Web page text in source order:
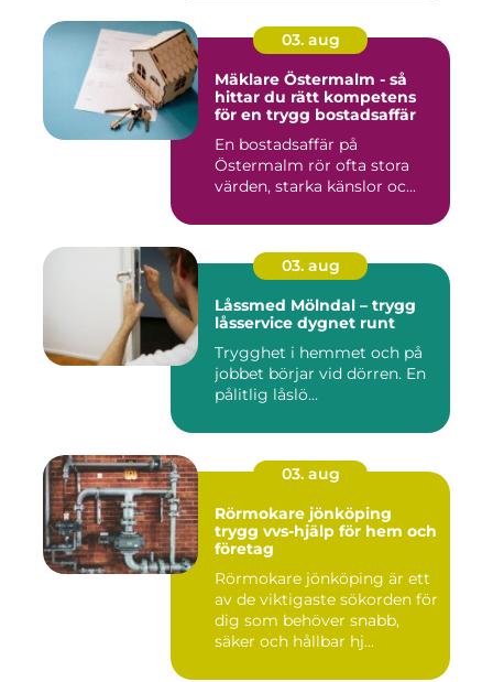
03. aug
Mäklare Östermalm - så
hittar du rätt kompetens
för en trygg bostadsaffär
En bostadsaffär på
Östermalm rör ofta stora
värden, starka känslor oc...
03. aug
Låssmed Mölndal – trygg
låsservice dygnet runt
Trygghet i hemmet och på
jobbet börjar vid dörren. En
pålitlig låslö...
03. aug
Rörmokare jönköping
trygg vvs-hjälp för hem och
företag
Rörmokare jönköping är ett
av de viktigaste sökorden för
dig som behöver snabb,
säker och hållbar hj...